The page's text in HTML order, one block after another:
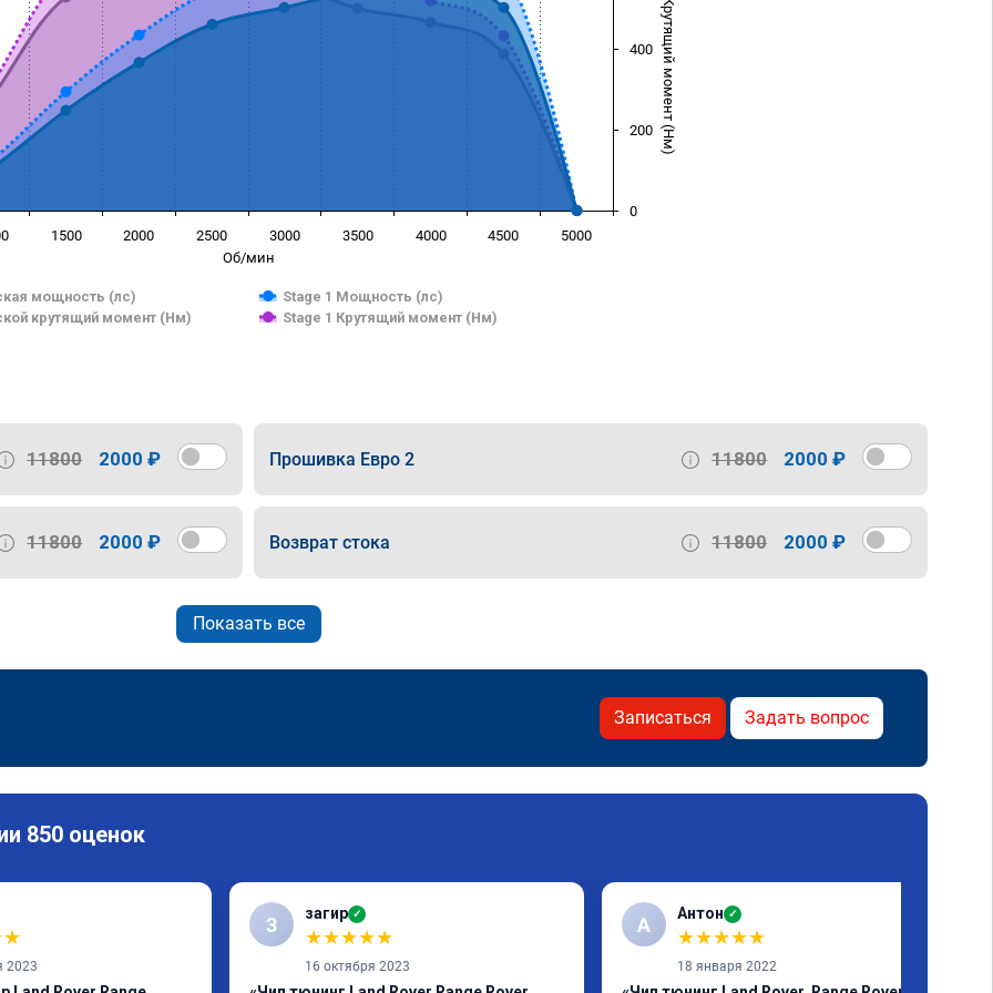
Об/мин
Крутящий момент (Нм)
мощность (лс)
Stage 1 Мощность (лс)
крутящий момент (Нм)
Stage 1 Крутящий момент (Нм)
1500 2000 2500 3000 3500 4000 4500 5000
0
200
400
11800 2000 ₽ Прошивка Евро 2 11800 2000 ₽
11800 2000 ₽ Возврат стока 11800 2000 ₽
Показать все
Записаться Задать вопрос
850 оценок
★
2023
З загир ✓
★★★★★
16 октября 2023
А Антон ✓
★★★★★
18 января 2022